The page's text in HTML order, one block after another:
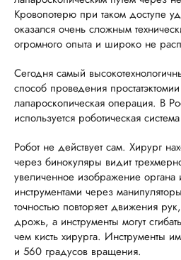
Кровопотерю при таком доступе
оказался очень сложным
огромного опыта и широко не
Сегодня самый
способ проведения
лапароскопическая операция. В
используется роботическая
Робот не действует сам. Хирург
через бинокуляры видит
увеличенное изображение органа
инструментами через
точностью повторяет движения
дрожь, а инструменты могут
чем кисть хирурга. Инструменты
и 560 градусов вращения.